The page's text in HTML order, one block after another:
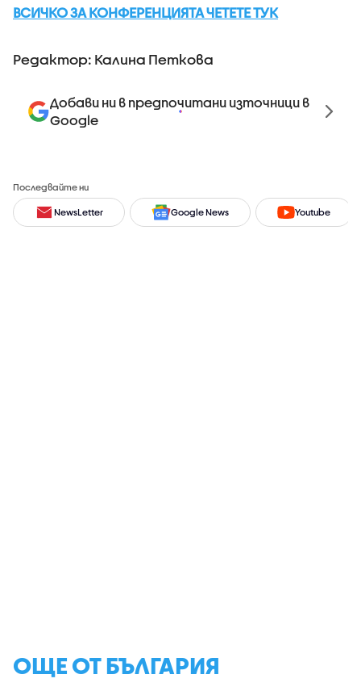
ВСИЧКО ЗА КОНФЕРЕНЦИЯТА ЧЕТЕТЕ ТУК
Редактор: Калина Петкова
Добави ни в предпочитани източници в
Google
Последвайте ни
NewsLetter Google News Youtube
ОЩЕ ОТ БЪЛГАРИЯ